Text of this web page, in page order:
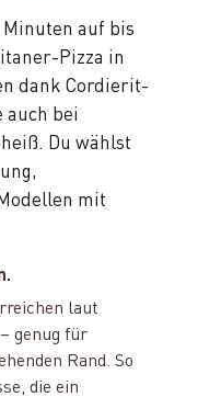
Minuten auf bis
Pizza in
dank Cordierit-
auch bei
Du wählst
mit
laut
genug für
Rand. So
die ein